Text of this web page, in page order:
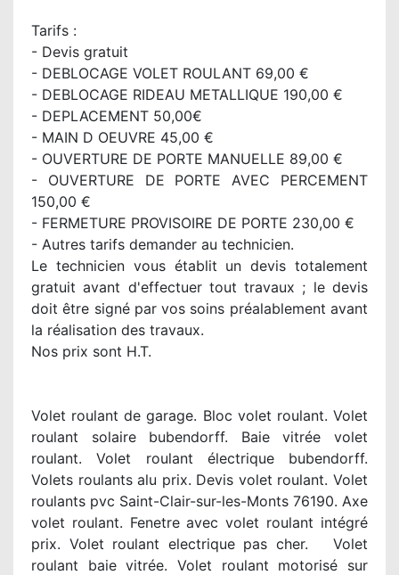
Tarifs :
- Devis gratuit
- DEBLOCAGE VOLET ROULANT 69,00 €
- DEBLOCAGE RIDEAU METALLIQUE 190,00 €
- DEPLACEMENT 50,00€
- MAIN D OEUVRE 45,00 €
- OUVERTURE DE PORTE MANUELLE 89,00 €
- OUVERTURE DE PORTE AVEC PERCEMENT
150,00 €
- FERMETURE PROVISOIRE DE PORTE 230,00 €
- Autres tarifs demander au technicien.
Le technicien vous établit un devis totalement
gratuit avant d'effectuer tout travaux ; le devis
doit être signé par vos soins préalablement avant
la réalisation des travaux.
Nos prix sont H.T.
Volet roulant de garage. Bloc volet roulant. Volet
roulant solaire bubendorff. Baie vitrée volet
roulant. Volet roulant électrique bubendorff.
Volets roulants alu prix. Devis volet roulant. Volet
roulants pvc Saint-Clair-sur-les-Monts 76190. Axe
volet roulant. Fenetre avec volet roulant intégré
prix. Volet roulant electrique pas cher. Volet
roulant baie vitrée. Volet roulant motorisé sur